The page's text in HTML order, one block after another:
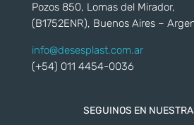
Pozos 850, Lomas del Mirador,
(B1752ENR), Buenos Aires –
info@desesplast.com.ar
(+54) 011 4454-0036
SEGUINOS EN